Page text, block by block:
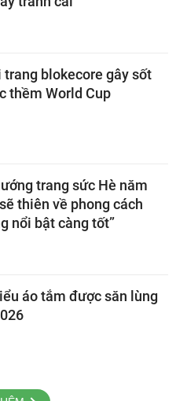
trang blokecore gây sốt
thềm World Cup
trang sức Hè năm
thiên về phong cách
nổi bật càng tốt”
áo tắm được săn lùng